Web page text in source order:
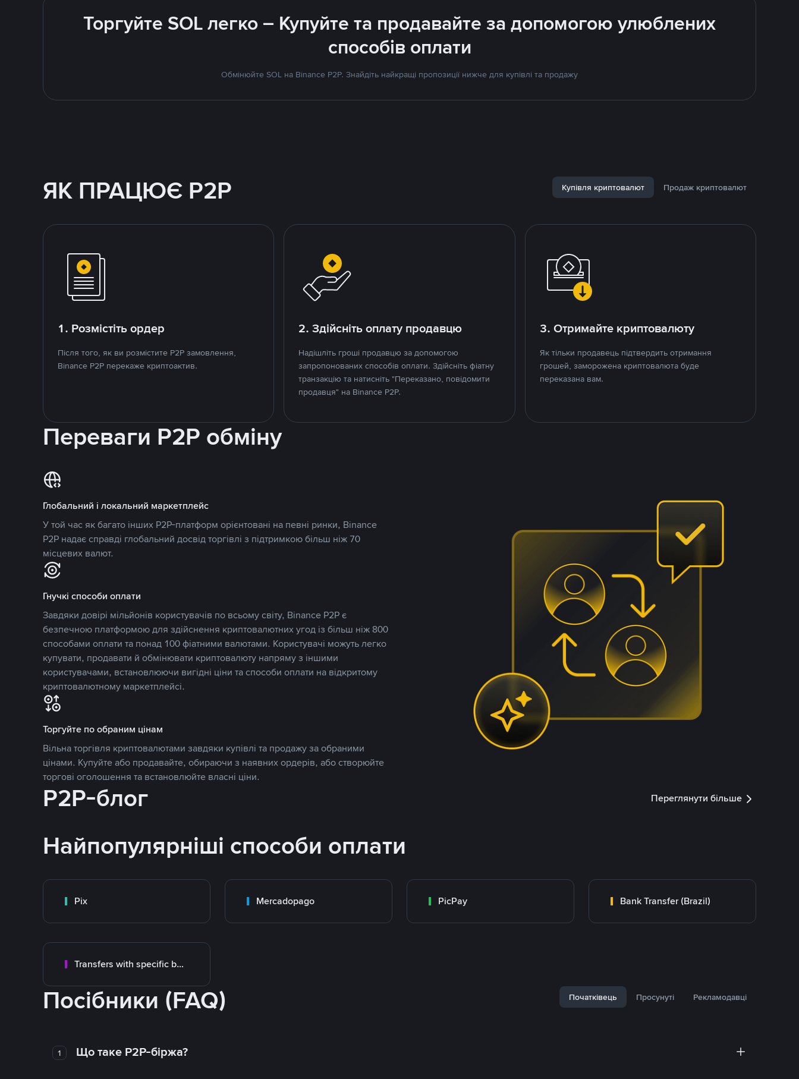
Торгуйте SOL легко – Купуйте та продавайте за допомогою улюблених
способів оплати
Обмінюйте SOL на Binance P2P. Знайдіть найкращі пропозиції нижче для купівлі та продажу
ЯК ПРАЦЮЄ P2P Купівля криптовалют Продаж криптовалют
1. Розмістіть ордер
Після того, як ви розмістите P2P замовлення,
Binance P2P перекаже криптоактив.
2. Здійсніть оплату продавцю
Надішліть гроші продавцю за допомогою
запропонованих способів оплати. Здійсніть фіатну
транзакцію та натисніть "Переказано, повідомити
продавця" на Binance P2P.
3. Отримайте криптовалюту
Як тільки продавець підтвердить отримання
грошей, заморожена криптовалюта буде
переказана вам.
Переваги P2P обміну
Глобальний і локальний маркетплейс
У той час як багато інших P2P-платформ орієнтовані на певні ринки, Binance
P2P надає справді глобальний досвід торгівлі з підтримкою більш ніж 70
місцевих валют.
Гнучкі способи оплати
Завдяки довірі мільйонів користувачів по всьому світу, Binance P2P є
безпечною платформою для здійснення криптовалютних угод із більш ніж 800
способами оплати та понад 100 фіатними валютами. Користувачі можуть легко
купувати, продавати й обмінювати криптовалюту напряму з іншими
користувачами, встановлюючи вигідні ціни та способи оплати на відкритому
криптовалютному маркетплейсі.
Торгуйте по обраним цінам
Вільна торгівля криптовалютами завдяки купівлі та продажу за обраними
цінами. Купуйте або продавайте, обираючи з наявних ордерів, або створюйте
торгові оголошення та встановлюйте власні ціни.
P2P-блог Переглянути більше
Найпопулярніші способи оплати
Pix Mercadopago PicPay Bank Transfer (Brazil)
Transfers with specific bank
Посібники (FAQ) Початківець Просунуті Рекламодавці
1 Що таке P2P-біржа?